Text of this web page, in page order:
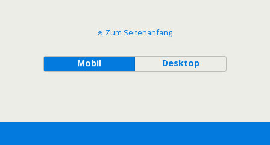
Zum Seitenanfang
Mobil Desktop